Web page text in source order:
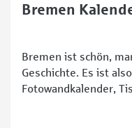
Bremen
Bremen ist schön,
Geschichte. Es ist
Fotowandkalender,
attraktiver Bremen